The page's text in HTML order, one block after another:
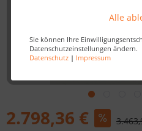
Alle
Sie können Ihre
Datenschutzeinstellungen ändern.
Datenschutz| Impressum
2.798,36 €